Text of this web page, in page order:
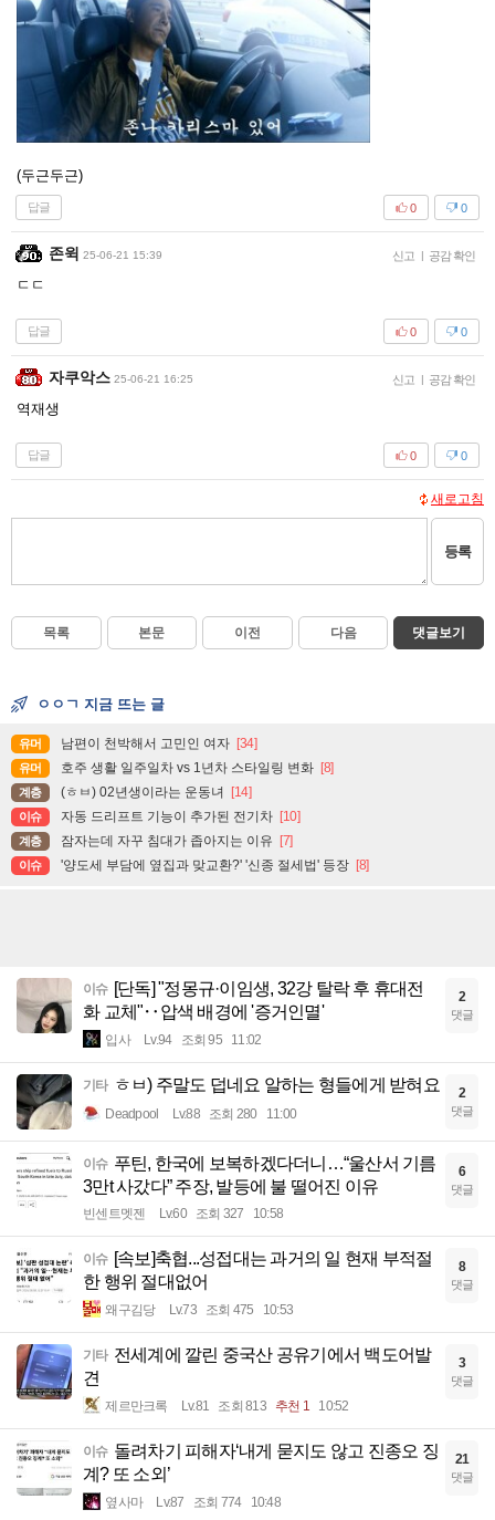
(두근두근)
답글 0
0
존윅 25-06-21 15:39 신고 공감 확인
ㄷㄷ
답글 0
0
자쿠악스 25-06-21 16:25 신고 공감 확인
역재생
답글 0
0
새로고침
등록
목록 본문 이전 다음 댓글보기
ㅇㅇㄱ 지금 뜨는 글
유머 남편이 천박해서 고민인 여자 [34]
유머 호주 생활 일주일차 vs 1년차 스타일링 변화 [8]
계층 (ㅎㅂ) 02년생이라는 운동녀 [14]
이슈 자동 드리프트 기능이 추가된 전기차 [10]
계층 잠자는데 자꾸 침대가 좁아지는 이유 [7]
이슈 '양도세 부담에 옆집과 맞교환?' '신종 절세법' 등장 [8]
이슈 [단독] "정몽규·이임생, 32강 탈락 후 휴대전
화 교체"‥압색 배경에 '증거인멸'
입사 Lv.94 조회 95 11:02
2
댓글
기타 ㅎㅂ) 주말도 덥네요 알하는 형들에게 받혀요
Deadpool Lv.88 조회 280 11:00
2
댓글
이슈 푸틴, 한국에 보복하겠다더니…“울산서 기름
3만t 사갔다” 주장, 발등에 불 떨어진 이유
빈센트멧젠 Lv.60 조회 327 10:58
6
댓글
이슈 [속보]축협...성접대는 과거의 일 현재 부적절
한 행위 절대없어
왜구김당 Lv.73 조회 475 10:53
8
댓글
기타 전세계에 깔린 중국산 공유기에서 백도어발
견
제르만크록 Lv.81 조회 813 추천 1 10:52
3
댓글
이슈 돌려차기 피해자‘내게 묻지도 않고 진종오 징
계? 또 소외’
옆사마 Lv.87 조회 774 10:48
21
댓글